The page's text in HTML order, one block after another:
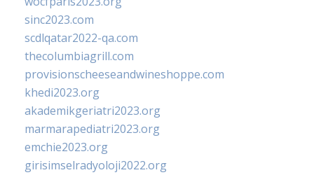
sinc2023.com
scdlqatar2022-qa.com
thecolumbiagrill.com
provisionscheeseandwineshoppe.com
khedi2023.org
akademikgeriatri2023.org
marmarapediatri2023.org
emchie2023.org
girisimselradyoloji2022.org